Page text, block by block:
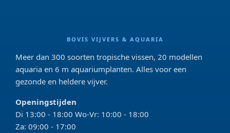
BOVIS VIJVERS & AQUARIA
Meer dan 300 soorten tropische vissen, 20 modellen
aquaria en 6 m aquariumplanten. Alles voor een
gezonde en heldere vijver.
Openingstijden
Di 13:00 - 18:00 Wo-Vr: 10:00 - 18:00
Za: 09:00 - 17:00